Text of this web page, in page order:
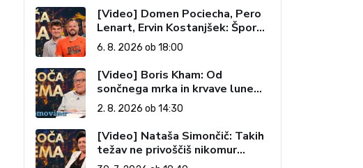
[Video] Domen Pociecha, Pero
Lenart, Ervin Kostanjšek: Šport
specialcev (Vroča tema, 6. 8.
2026)
6. 8. 2026 ob 18:00
[Video] Boris Kham: Od
sončnega mrka in krvave lune
do slovenskih pečatov v vesolju
(Vroča tema, 2. 8. 2026)
2. 8. 2026 ob 14:30
[Video] Nataša Simončič: Takih
težav ne privoščiš nikomur
(Vroča tema, 30. 7. 2026)